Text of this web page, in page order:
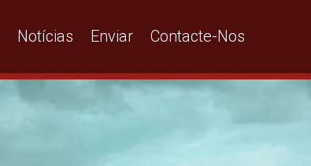
Notícias Enviar Contacte-Nos